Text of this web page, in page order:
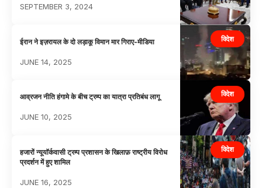
SEPTEMBER 3, 2024
विदेश
ईरान ने इज़रायल के दो लड़ाकू विमान मार गिराए-मीडिया
JUNE 14, 2025
विदेश
आव्रजन नीति हंगामे के बीच ट्रम्प का यात्रा प्रतिबंध लागू
JUNE 10, 2025
विदेश
हजारों न्यूयॉर्कवासी ट्रम्प प्रशासन के खिलाफ़ राष्ट्रीय विरोध
प्रदर्शन में हुए शामिल
JUNE 16, 2025